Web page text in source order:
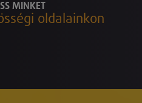
MINKET
oldalainkon